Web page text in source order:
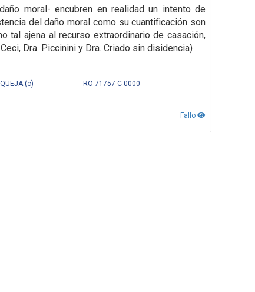
moral- encubren en realidad un intento de
del daño moral como su cuantificación son
tal ajena al recurso extraordinario de casación,
Dra. Piccinini y Dra. Criado sin disidencia)
(c)
RO-71757-C-0000
Fallo